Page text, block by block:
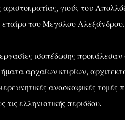
αριστοκρατίας, γιούς του
εταίρο του Μεγάλου
ισοπέδωσης
αρχαίων κτιρίων,
ανασκαφικές
τις ελληνιστικής περιόδου.